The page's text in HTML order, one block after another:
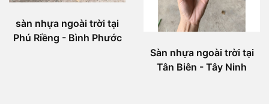
sàn nhựa ngoài trời tại
Phú Riềng - Bình Phước
Sàn nhựa ngoài trời tại
Tân Biên - Tây Ninh